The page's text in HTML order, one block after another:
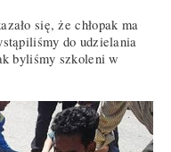
się, że chłopak ma
do udzielania
byliśmy szkoleni w